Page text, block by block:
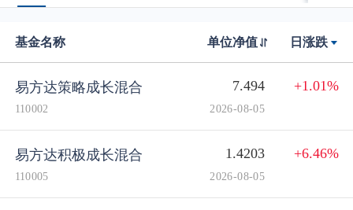
基金经理
基金产品
基金名称 单位净值 日涨跌
易方达策略成长混合 7.494 +1.01%
110002 2026-08-05
易方达积极成长混合 1.4203 +6.46%
110005 2026-08-05